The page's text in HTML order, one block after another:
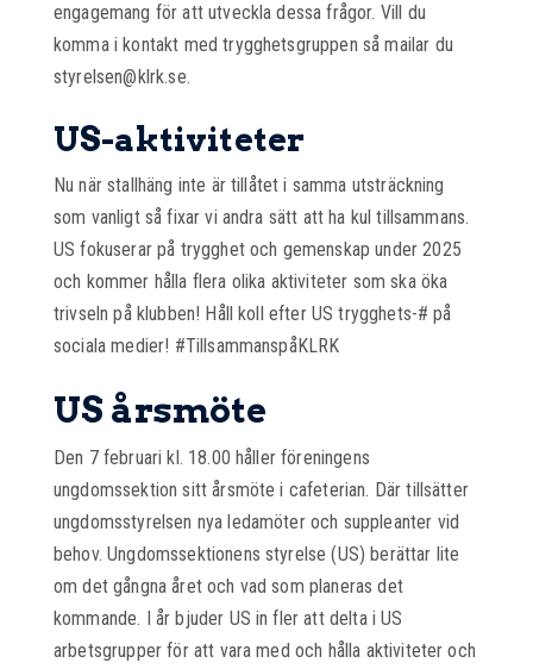
engagemang för att utveckla dessa frågor. Vill du
komma i kontakt med trygghetsgruppen så mailar du
styrelsen@klrk.se.
US-aktiviteter
Nu när stallhäng inte är tillåtet i samma utsträckning
som vanligt så fixar vi andra sätt att ha kul tillsammans.
US fokuserar på trygghet och gemenskap under 2025
och kommer hålla flera olika aktiviteter som ska öka
trivseln på klubben! Håll koll efter US trygghets-# på
sociala medier! #TillsammanspåKLRK
US årsmöte
Den 7 februari kl. 18.00 håller föreningens
ungdomssektion sitt årsmöte i cafeterian. Där tillsätter
ungdomsstyrelsen nya ledamöter och suppleanter vid
behov. Ungdomssektionens styrelse (US) berättar lite
om det gångna året och vad som planeras det
kommande. I år bjuder US in fler att delta i US
arbetsgrupper för att vara med och hålla aktiviteter och